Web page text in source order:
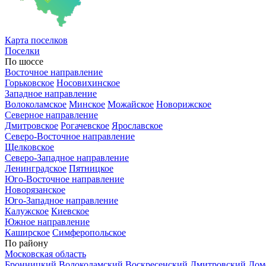
Карта поселков
Поселки
По шоссе
Восточное направление
Горьковское Носовихинское
Западное направление
Волоколамское Минское Можайское Новорижское
Северное направление
Дмитровское Рогачевское Ярославское
Северо-Восточное направление
Щелковское
Северо-Западное направление
Ленинградское Пятницкое
Юго-Восточное направление
Новорязанское
Юго-Западное направление
Калужское Киевское
Южное направление
Каширское Симферопольское
По району
Московская область